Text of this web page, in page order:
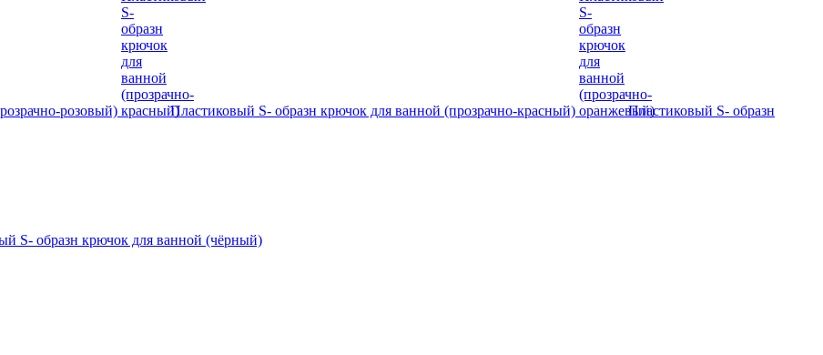
розовый) Пластиковый S- образн крючок для ванной (прозрачно-красный) Пластиковый S- образн
S- образн крючок для ванной (чёрный)